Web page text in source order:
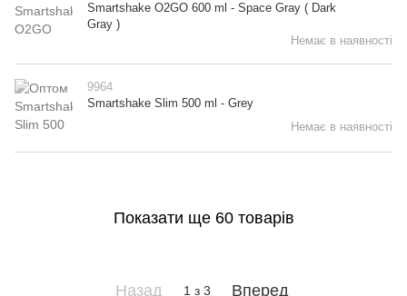
Smartshake O2GO 600 ml - Space Gray ( Dark
Gray )
Немає в наявності
9964
Smartshake Slim 500 ml - Grey
Немає в наявності
Показати ще 60 товарів
Назад 1 з 3 Вперед